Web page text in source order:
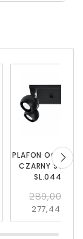
PLAFON
CZARNY SOLLUX
SL.0446
289,00 zł
277,44 zł